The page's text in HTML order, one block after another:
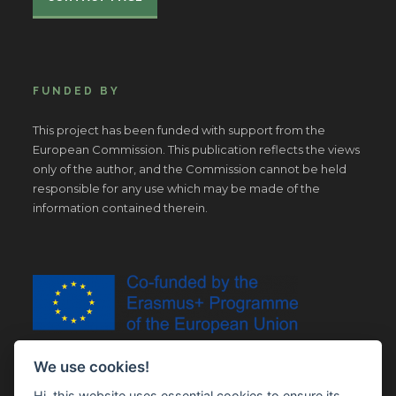
FUNDED BY
This project has been funded with support from the
European Commission. This publication reflects the views
only of the author, and the Commission cannot be held
responsible for any use which may be made of the
information contained therein.
We use cookies!